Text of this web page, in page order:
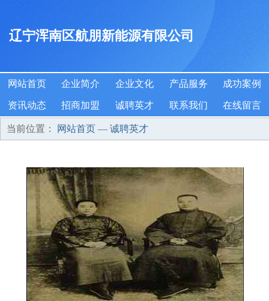
辽宁浑南区航朋新能源有限公司
网站首页 企业简介 企业文化 产品服务 成功案例
资讯动态 招商加盟 诚聘英才 联系我们 在线留言
当前位置： 网站首页 — 诚聘英才